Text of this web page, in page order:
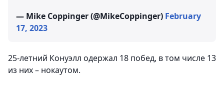
— Mike Coppinger (@MikeCoppinger) February
17, 2023
25-летний Конуэлл одержал 18 побед, в том числе 13
из них – нокаутом.